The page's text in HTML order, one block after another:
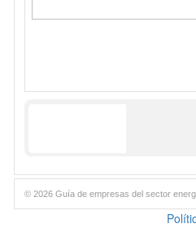
© 2026 Guía de empresas del sector